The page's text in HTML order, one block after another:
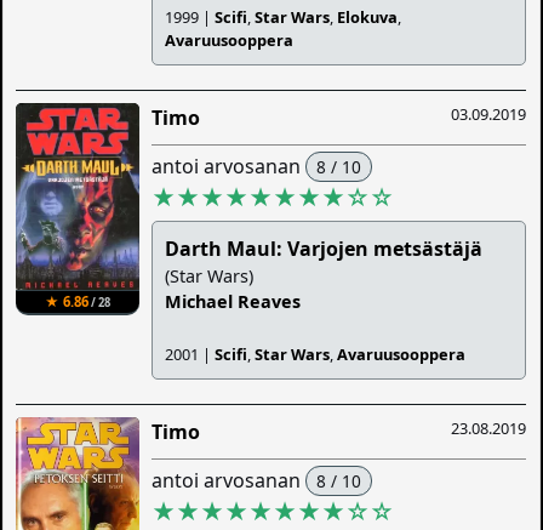
1999 |Scifi,Star Wars, Elokuva,
Avaruusooppera
★ 6.86/ 28
03.09.2019
Timo
antoi arvosanan 8 / 10
★★★★★★★★☆☆
Darth Maul: Varjojen metsästäjä
(Star Wars)
Michael Reaves
2001 |Scifi,Star Wars,Avaruusooppera
23.08.2019
Timo
antoi arvosanan 8 / 10
★★★★★★★★☆☆